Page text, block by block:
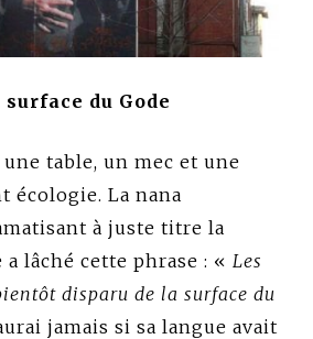
du Gode
table, un mec et une
écologie. La nana
à juste titre la
lâché cette phrase : « Les
disparu de la surface du
jamais si sa langue avait